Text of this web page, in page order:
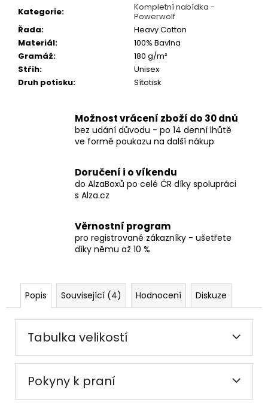
Kategorie:
Kompletní nabídka -
Powerwolf
Řada:
Heavy Cotton
Materiál:
100% Bavlna
Gramáž:
180 g/m²
Střih:
Unisex
Druh potisku: Sítotisk
Možnost vrácení zboží do 30 dnů
bez udání důvodu - po 14 denní lhůtě
ve formě poukazu na další nákup
Doručení i o víkendu
do AlzaBoxů po celé ČR díky spolupráci
s Alza.cz
Věrnostní program
pro registrované zákazníky - ušetřete
díky němu až 10 %
Popis Související (4) Hodnocení Diskuze
Tabulka velikostí
Pokyny k praní
MAYHEM
DAWN
OF
THE
BLACK
HEARTS
590